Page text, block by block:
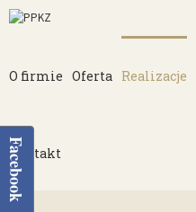
O firmie Oferta Realizacje
Kontakt
Facebook